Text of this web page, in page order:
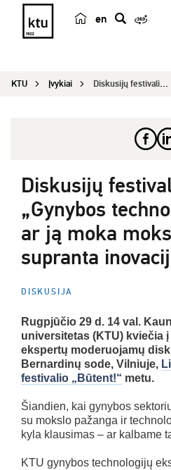
en
e
KTU Įvykiai Diskusijų festivalis „Būtent!“: „Gynybos technol...
Diskusijų
„Gynybos
ar ją moka
supranta
DISKUSIJA
Rugpjūčio 29 d. 14 val.
universitetas (KTU) kviečia
ekspertų moderuojamų
Bernardinų sode, Vilniuje,
festivalio „Būtent!“ metu.
Šiandien, kai gynybos
su mokslo pažanga ir
kyla klausimas – ar kalbame
KTU gynybos technologijų